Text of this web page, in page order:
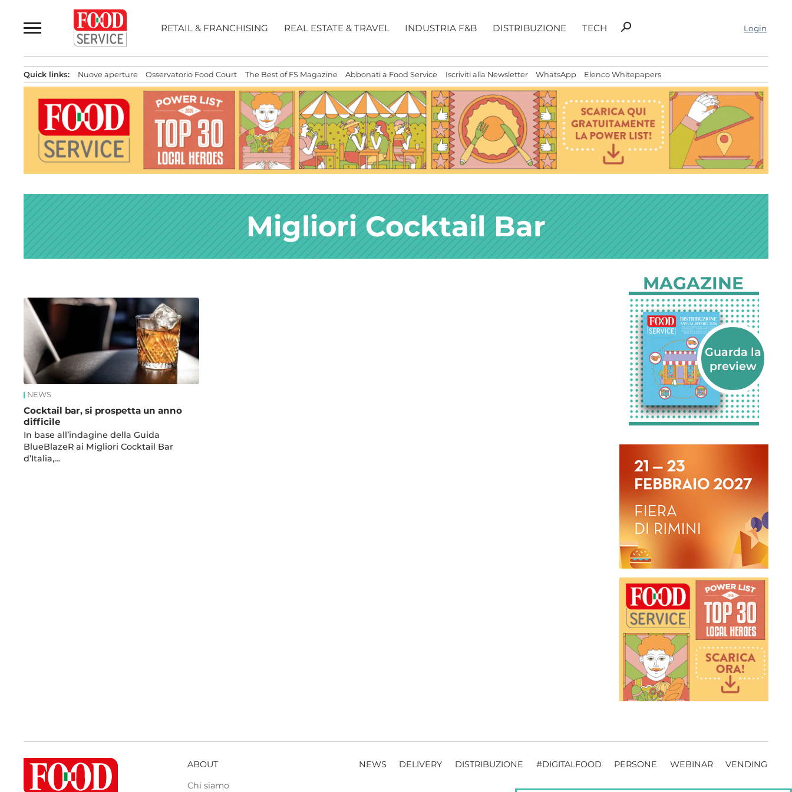
al
contenuto
RETAIL & FRANCHISING REAL ESTATE & TRAVEL INDUSTRIA F&B DISTRIBUZIONE TECH
Ricerca
search Login
Quick links: Nuove aperture Osservatorio Food Court The Best of FS Magazine Abbonati a Food Service Iscriviti alla Newsletter WhatsApp Elenco Whitepapers
Migliori Cocktail Bar
News
NEWS
Cocktail bar, si prospetta un anno
difficile
In base all’indagine della Guida
BlueBlazeR ai Migliori Cocktail Bar
d’Italia,…
MAGAZINE
ABOUT
Chi siamo
NEWS DELIVERY DISTRIBUZIONE #DIGITALFOOD PERSONE WEBINAR VENDING